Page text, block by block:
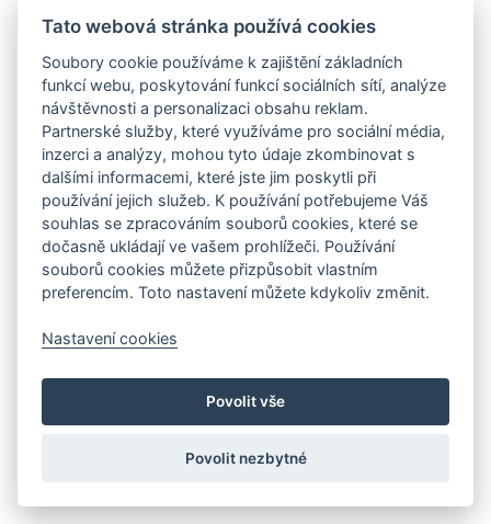
Tato webová stránka používá cookies
Soubory cookie používáme k zajištění základních
funkcí webu, poskytování funkcí sociálních sítí, analýze
návštěvnosti a personalizaci obsahu reklam.
Partnerské služby, které využíváme pro sociální média,
inzerci a analýzy, mohou tyto údaje zkombinovat s
dalšími informacemi, které jste jim poskytli při
používání jejich služeb. K používání potřebujeme Váš
souhlas se zpracováním souborů cookies, které se
dočasně ukládají ve vašem prohlížeči. Používání
souborů cookies můžete přizpůsobit vlastním
preferencím. Toto nastavení můžete kdykoliv změnit.
Nastavení cookies
Povolit vše
Povolit nezbytné